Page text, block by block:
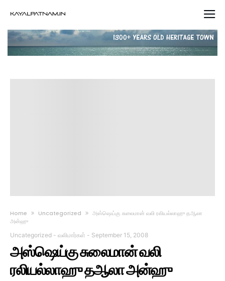
Home Uncategorized
அஸ்ஷெய்கு சுலைமான் வலி ரலியல்லாஹு தஆலா
அன்ஹு
Uncategorized - வலிமார்கள் - September 15, 2008
அஸ்ஷெய்கு சுலைமான் வலி
ரலியல்லாஹு தஆலா அன்ஹு